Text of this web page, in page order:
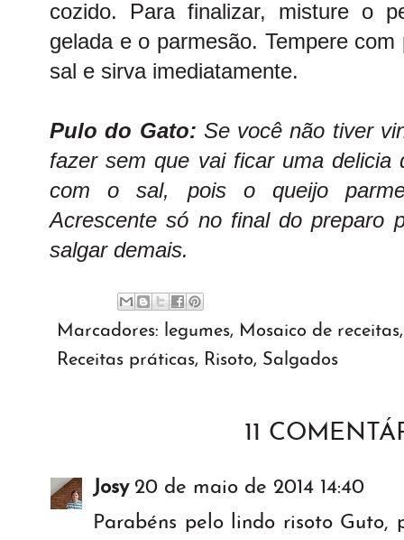
cozido. Para finalizar, misture o
gelada e o parmesão. Tempere
sal e sirva imediatamente.
Pulo do Gato: Se você não tiver
fazer sem que vai ficar uma delicia
com o sal, pois o queijo
Acrescente só no final do preparo
salgar demais.
Marcadores: legumes, Mosaico de receitas
Receitas práticas, Risoto, Salgados
11
Josy 20 de maio de 2014 14:40
Parabéns pelo lindo risoto Guto,